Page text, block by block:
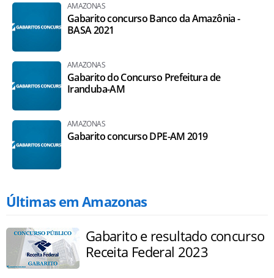
AMAZONAS
Gabarito concurso Banco da Amazônia -
BASA 2021
AMAZONAS
Gabarito do Concurso Prefeitura de
Iranduba-AM
AMAZONAS
Gabarito concurso DPE-AM 2019
Últimas em Amazonas
Gabarito e resultado concurso
Receita Federal 2023